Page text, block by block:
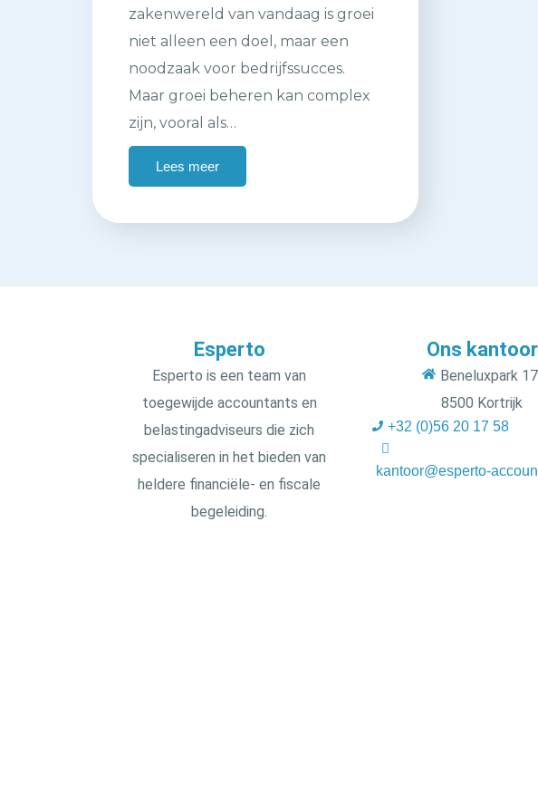
zakenwereld van vandaag is groei
niet alleen een doel, maar een
noodzaak voor bedrijfssucces.
Maar groei beheren kan complex
zijn, vooral als…
Lees meer
Esperto
Esperto is een team van
toegewijde accountants en
belastingadviseurs die zich
specialiseren in het bieden van
heldere financiële- en fiscale
begeleiding.
Ons kantoor
Beneluxpark 17
8500 Kortrijk
+32 (0)56 20 17 58
kantoor@esperto-